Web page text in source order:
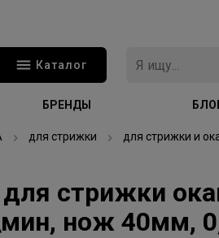
Каталог
БРЕНДЫ
для стрижки для стрижки и
стрижки
нож 40мм,